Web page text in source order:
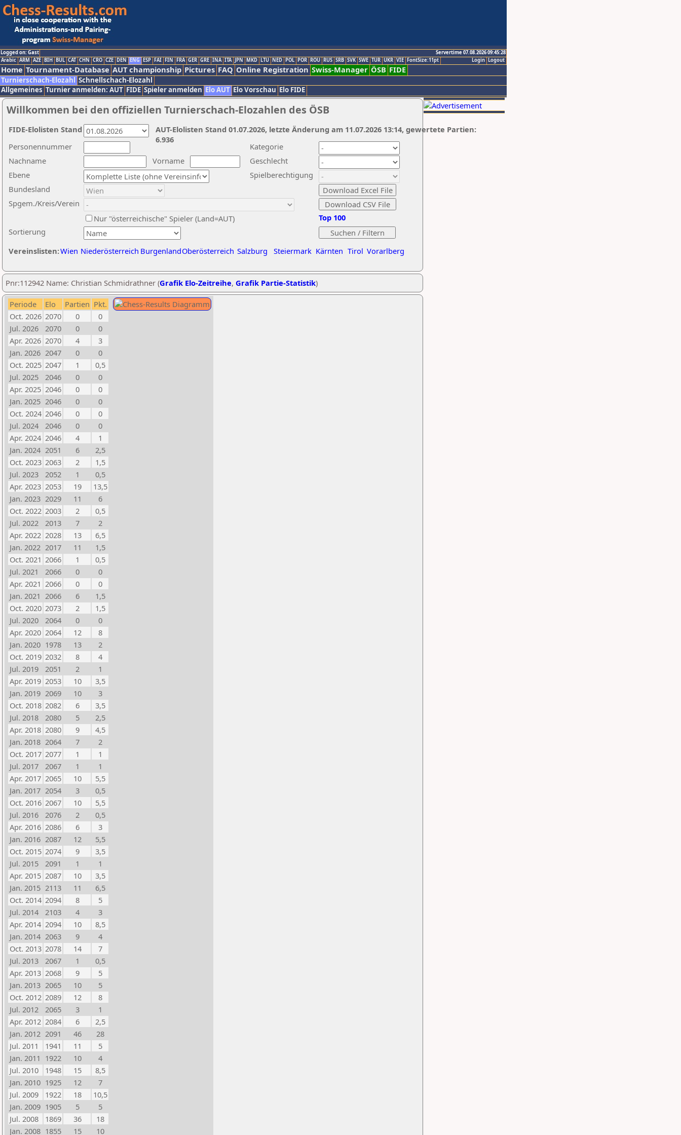
Logged on: Gast
Servertime 07.08.2026 09:45:28
Logout
Login
Arabic ARM AZE BIH BUL CAT CHN CRO CZE DEN ENG ESP FAI FIN FRA GER GRE INA ITA JPN MKD LTU NED POL POR ROU RUS SRB SVK SWE TUR UKR VIE FontSize:11pt
Home Tournament-Database AUT championship Pictures FAQ Online Registration Swiss-Manager ÖSB FIDE
Turnierschach-Elozahl Schnellschach-Elozahl
Allgemeines Turnier anmelden: AUT FIDE Spieler anmelden Elo AUT Elo Vorschau Elo FIDE
Willkommen bei den offiziellen Turnierschach-Elozahlen des ÖSB
Nachname
Vorname
Ebene
Kategorie
Sortierung
Personennummer
Bundesland
Spgem./Kreis/Verein
Geschlecht
Nur "österreichische" Spieler (Land=AUT)
Spielberechtigung
Vereinslisten:Wien Niederösterreich BurgenlandOberösterreich Salzburg Steiermark Kärnten Tirol Vorarlberg
Top 100
AUT-Elolisten Stand 01.07.2026, letzte Änderung am 11.07.2026 13:14, gewertete Partien:
6.936
FIDE-Elolisten Stand
Pnr:112942 Name: Christian Schmidrathner (Grafik Elo-Zeitreihe, Grafik Partie-Statistik)
Periode Elo Partien Pkt.
Oct. 2026 2070 0
0
Jul. 2026
2070 0
0
Apr. 2026 2070 4
3
Jan. 2026 2047 0
0
Oct. 2025 2047 1
0,5
Jul. 2025
2046 0
0
Apr. 2025 2046 0
0
Jan. 2025 2046 0
0
Oct. 2024 2046 0
0
Jul. 2024
2046 0
0
Apr. 2024 2046 4
1
Jan. 2024 2051 6
2,5
Oct. 2023 2063 2
1,5
Jul. 2023
2052 1
0,5
Apr. 2023 2053 19
13,5
Jan. 2023 2029 11
6
Oct. 2022 2003 2
0,5
Jul. 2022
2013 7
2
Apr. 2022 2028 13
6,5
Jan. 2022 2017 11
1,5
Oct. 2021 2066 1
0,5
Jul. 2021
2066 0
0
Apr. 2021 2066 0
0
Jan. 2021 2066 6
1,5
Oct. 2020 2073 2
1,5
Jul. 2020
2064 0
0
Apr. 2020 2064 12
8
Jan. 2020 1978 13
2
Oct. 2019 2032 8
4
Jul. 2019
2051 2
1
Apr. 2019 2053 10
3,5
Jan. 2019 2069 10
3
Oct. 2018 2082 6
3,5
Jul. 2018
2080 5
2,5
Apr. 2018 2080 9
4,5
Jan. 2018 2064 7
2
Oct. 2017 2077 1
1
Jul. 2017
2067 1
1
Apr. 2017 2065 10
5,5
Jan. 2017 2054 3
0,5
Oct. 2016 2067 10
5,5
Jul. 2016
2076 2
0,5
Apr. 2016 2086 6
3
Jan. 2016 2087 12
5,5
Oct. 2015 2074 9
3,5
Jul. 2015
2091 1
1
Apr. 2015 2087 10
3,5
Jan. 2015 2113 11
6,5
Oct. 2014 2094 8
5
Jul. 2014
2103 4
3
Apr. 2014 2094 10
8,5
Jan. 2014 2063 9
4
Oct. 2013 2078 14
7
Jul. 2013
2067 1
0,5
Apr. 2013 2068 9
5
Jan. 2013 2065 10
5
Oct. 2012 2089 12
8
Jul. 2012
2065 3
1
Apr. 2012 2084 6
2,5
Jan. 2012 2091 46
28
Jul. 2011
1941 11
5
Jan. 2011 1922 10
4
Jul. 2010
1948 15
8,5
Jan. 2010 1925 12
7
Jul. 2009
1922 18
10,5
Jan. 2009 1905 5
5
Jul. 2008
1869 36
18
Jan. 2008 1855 15 10